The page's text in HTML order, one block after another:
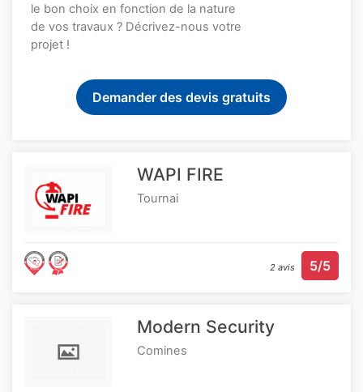
le bon choix en fonction de la nature
de vos travaux ? Décrivez-nous votre
projet !
Demander des devis gratuits
WAPI FIRE
Tournai
2 avis 5/5
Modern Security
Comines